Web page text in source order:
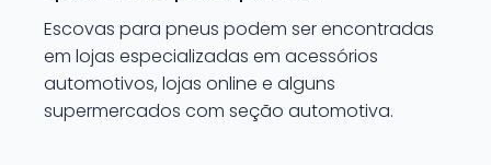
Escovas para pneus podem ser encontradas
em lojas especializadas em acessórios
automotivos, lojas online e alguns
supermercados com seção automotiva.